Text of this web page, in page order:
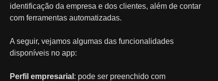
identificação da empresa e dos clientes, além de contar
com ferramentas automatizadas.
A seguir, vejamos algumas das funcionalidades
disponíveis no app:
Perfil empresarial : pode ser preenchido com